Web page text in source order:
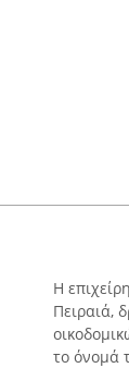
Η
Πειραιά,
το όνομά